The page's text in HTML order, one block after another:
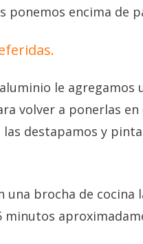
ponemos encima de
le agregamos
volver a ponerlas
destapamos y
brocha de cocina